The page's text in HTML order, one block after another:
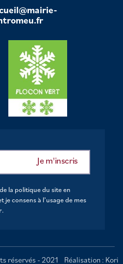
la politique du site en
consens à l’usage de mes
.
réservés - 2021 Réalisation : Kori